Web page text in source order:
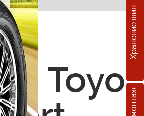
Хранение шин
Toyo